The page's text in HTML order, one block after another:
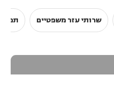
שרותי עזר משפטיים